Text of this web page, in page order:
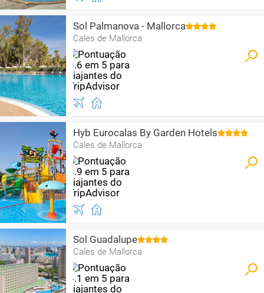
Sol Palmanova - Mallorca
Cales de Mallorca
Hyb Eurocalas By Garden Hotels
Cales de Mallorca
Sol Guadalupe
Cales de Mallorca